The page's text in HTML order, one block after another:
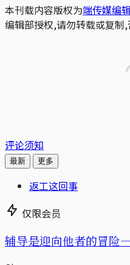
本刊载内容版权为端传媒编
编辑部授权,请勿转载或复制,
评论须知
最新 更多
返工这回事
仅限会员
辅导是迎向他者的冒